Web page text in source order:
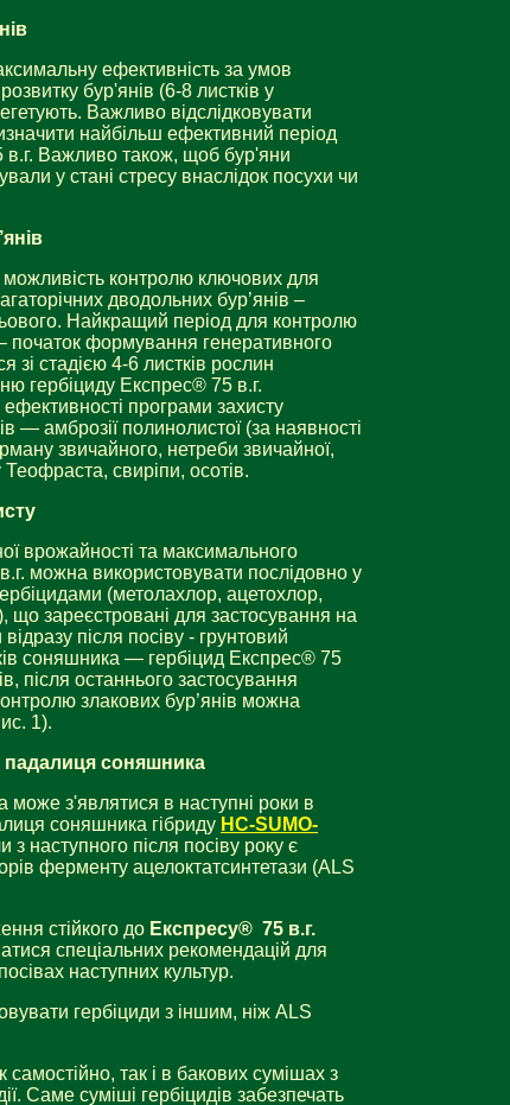
ефективність за умов
бур'янів (6-8 листків у
Важливо відслідковувати
найбільш ефективний період
в.г. Важливо також, щоб бур'яни
у стані стресу внаслідок посухи чи
можливість контролю ключових для
дводольних бур’янів –
Найкращий період для контролю
початок формування генеративного
зі стадією 4-6 листків рослин
гербіциду Експрес® 75 в.г.
програми захисту
— амброзії полинолистої (за наявності
звичайного, нетреби звичайної,
Теофраста, свиріпи, осотів.
врожайності та максимального
можна використовувати послідовно у
(метолахлор, ацетохлор,
що зареєстровані для застосування на
після посіву - грунтовий
соняшника — гербіцид Експрес® 75
після останнього застосування
злакових бур’янів можна
1).
соняшника
з'являтися в наступні роки в
соняшника гібриду НС-SUMO-
з наступного після посіву року є
ферменту ацелоктатсинтетази (ALS
стійкого до Експресу® 75 в.г.
спеціальних рекомендацій для
наступних культур.
гербіциди з іншим, ніж ALS
самостійно, так і в бакових сумішах з
Саме суміші гербіцидів забезпечать